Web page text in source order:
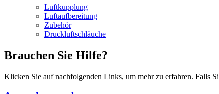
Luftkupplung
Luftaufbereitung
Zubehör
Druckluftschläuche
Brauchen Sie Hilfe?
Klicken Sie auf nachfolgenden Links, um mehr zu erfahren. Falls